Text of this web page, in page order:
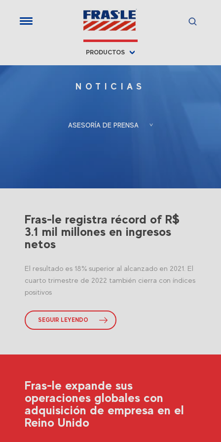
PRODUCTOS
NOTICIAS
ASESORÍA DE PRENSA
gladis@froesberlato.com.br
Fras-le registra récord of R$
3.1 mil millones en ingresos
netos
El resultado es 18% superior al alcanzado en 2021. El
cuarto trimestre de 2022 también cierra con índices
positivos
SEGUIR LEYENDO
Fras-le expande sus
operaciones globales con
adquisición de empresa en el
Reino Unido